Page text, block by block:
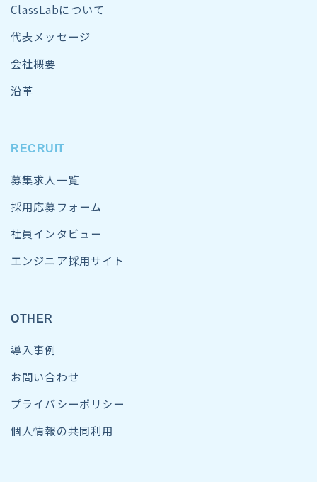
ClassLabについて
代表メッセージ
会社概要
沿革
RECRUIT
募集求人一覧
採用応募フォーム
社員インタビュー
エンジニア採用サイト
OTHER
導入事例
お問い合わせ
プライバシーポリシー
個人情報の共同利用